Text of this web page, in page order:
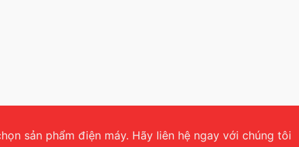
sản phẩm điện máy. Hãy liên hệ ngay với chúng tôi